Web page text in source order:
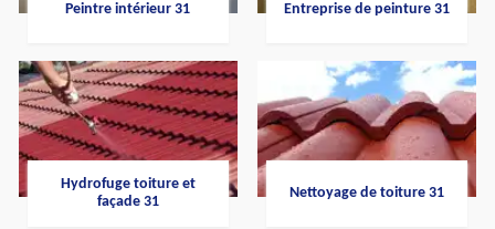
Peintre intérieur 31 Entreprise de peinture 31
Hydrofuge toiture et
façade 31
Nettoyage de toiture 31